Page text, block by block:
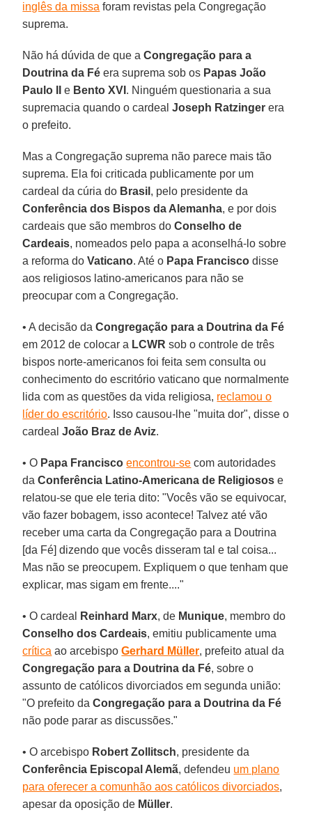
inglês da missa foram revistas pela Congregação
suprema.
Não há dúvida de que aCongregação para a
Doutrina da Fé era suprema sob os Papas João
Paulo II
e Bento XVI . Ninguém questionaria a sua
supremacia quando o cardeal Joseph Ratzinger era
o prefeito.
Mas a Congregação suprema não parece mais tão
suprema. Ela foi criticada publicamente por um
cardeal da cúria do Brasil , pelo presidente da
Conferência dos Bispos da Alemanha, e por dois
cardeais que são membros doConselho de
Cardeais, nomeados pelo papa a aconselhá-lo sobre
a reforma doVaticano. Até o Papa Francisco disse
aos religiosos latino-americanos para não se
preocupar com a Congregação.
• A decisão daCongregação para a Doutrina da Fé
em 2012 de colocar a LCWR sob o controle de três
bispos norte-americanos foi feita sem consulta ou
conhecimento do escritório vaticano que normalmente
lida com as questões da vida religiosa, reclamou o
líder do escritório. Isso causou-lhe "muita dor", disse o
cardeal João Braz de Aviz.
• O Papa Franciscoencontrou-se com autoridades
daConferência Latino-Americana de Religiosose
relatou-se que ele teria dito: "Vocês vão se equivocar,
vão fazer bobagem, isso acontece! Talvez até vão
receber uma carta da Congregação para a Doutrina
[da Fé] dizendo que vocês disseram tal e tal coisa...
Mas não se preocupem. Expliquem o que tenham que
explicar, mas sigam em frente...."
• O cardeal Reinhard Marx, de Munique, membro do
Conselho dos Cardeais, emitiu publicamente uma
crítica ao arcebispoGerhard Müller, prefeito atual da
Congregação para a Doutrina da Fé, sobre o
assunto de católicos divorciados em segunda união:
"O prefeito daCongregação para a Doutrina da Fé
não pode parar as discussões."
• O arcebispo Robert Zollitsch, presidente da
Conferência Episcopal Alemã, defendeu um plano
para oferecer a comunhão aos católicos divorciados,
apesar da oposição de Müller.